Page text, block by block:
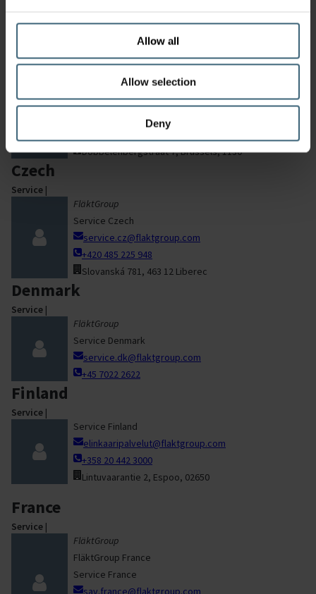
Allow all
Allow selection
Deny
Service|
Service Belgium
servicebelux@flaktgroup.com
Dobbelenbergstraat 7, Brussels, 1130
Czech
Service |
FläktGroup
Service Czech
service.cz@flaktgroup.com
+420 485 225 948
Slovanská 781, 463 12 Liberec
Denmark
Service |
FläktGroup
Service Denmark
service.dk@flaktgroup.com
+45 7022 2622
Finland
Service |
Service Finland
elinkaaripalvelut@flaktgroup.com
+358 20 442 3000
Lintuvaarantie 2, Espoo, 02650
France
Service |
FläktGroup
FläktGroup France
Service France
sav.france@flaktgroup.com